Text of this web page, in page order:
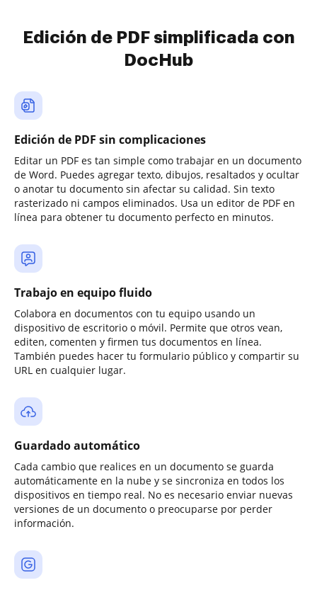
Edición de PDF simplificada con
DocHub
Edición de PDF sin complicaciones
Editar un PDF es tan simple como trabajar en un documento
de Word. Puedes agregar texto, dibujos, resaltados y ocultar
o anotar tu documento sin afectar su calidad. Sin texto
rasterizado ni campos eliminados. Usa un editor de PDF en
línea para obtener tu documento perfecto en minutos.
Trabajo en equipo fluido
Colabora en documentos con tu equipo usando un
dispositivo de escritorio o móvil. Permite que otros vean,
editen, comenten y firmen tus documentos en línea.
También puedes hacer tu formulario público y compartir su
URL en cualquier lugar.
Guardado automático
Cada cambio que realices en un documento se guarda
automáticamente en la nube y se sincroniza en todos los
dispositivos en tiempo real. No es necesario enviar nuevas
versiones de un documento o preocuparse por perder
información.